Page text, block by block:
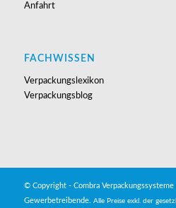
Anfahrt
FACHWISSEN
Verpackungslexikon
Verpackungsblog
© Copyright - Combra
Gewerbetreibende. Alle Preise exkl. der